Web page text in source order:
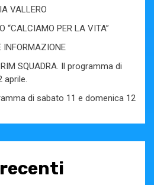
VALLERO
“CALCIAMO PER LA VITA”
INFORMAZIONE
SQUADRA. Il programma di
aprile.
di sabato 11 e domenica 12